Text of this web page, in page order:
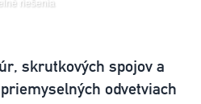
riešenia
skrutkových spojov a
odvetviach